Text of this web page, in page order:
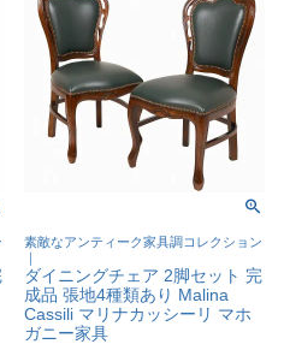
素敵なアンティーク家具調コレクション
｜
ダイニングチェア 2脚セット 完
成品 張地4種類あり Malina
Cassili マリナカッシーリ マホ
ガニー家具